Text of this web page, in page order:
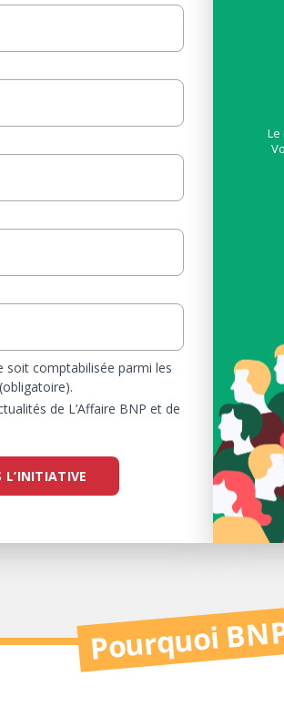
soit comptabilisée parmi les
de L’Affaire BNP et de
L’INITIATIVE
Pourquoi